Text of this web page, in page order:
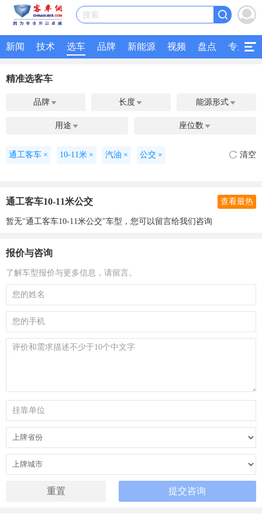
搜索
新闻 技术 选车 品牌 新能源 视频 盘点 专题
精准选客车
品牌  长度  能源形式 
用途  座位数 
通工客车 × 10-11米 × 汽油 × 公交 × 清空
通工客车10-11米公交 查看最热
暂无"通工客车10-11米公交"车型，您可以留言给我们咨询
报价与咨询
了解车型报价与更多信息，请留言。